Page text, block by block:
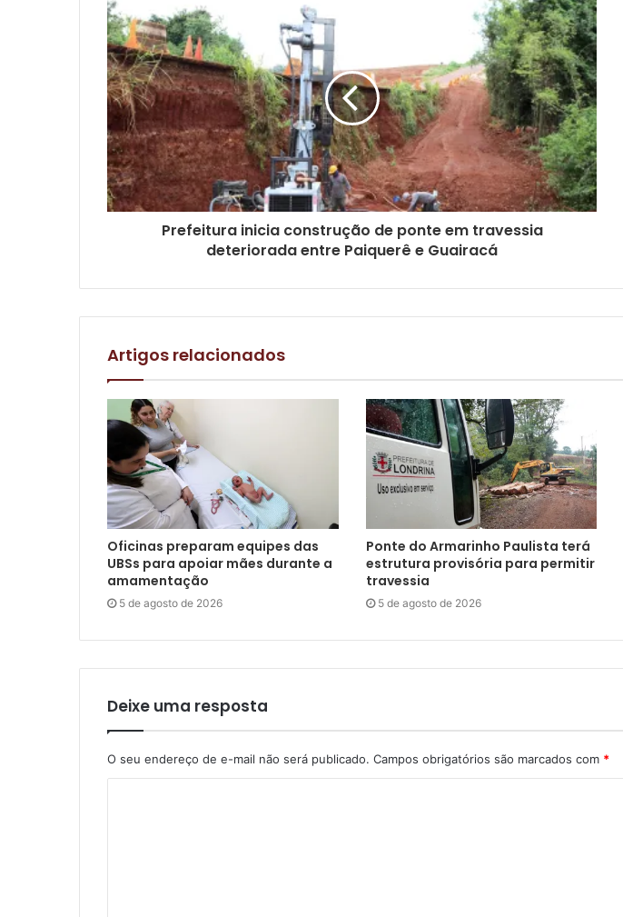
Prefeitura inicia construção de ponte em travessia
deteriorada entre Paiquerê e Guairacá
Artigos relacionados
Oficinas preparam equipes das
UBSs para apoiar mães durante a
amamentação
5 de agosto de 2026
Ponte do Armarinho Paulista terá
estrutura provisória para permitir
travessia
5 de agosto de 2026
Deixe uma resposta
O seu endereço de e-mail não será publicado. Campos obrigatórios são marcados com *